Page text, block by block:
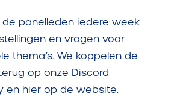
de panelleden iedere week
en vragen voor
thema’s. We koppelen de
op onze Discord
en hier op de website.